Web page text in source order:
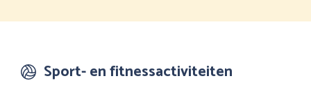
Sport- en fitnessactiviteiten